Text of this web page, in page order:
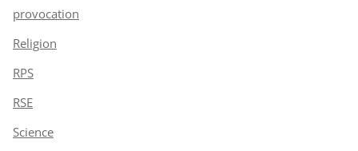
provocation
Religion
RPS
RSE
Science